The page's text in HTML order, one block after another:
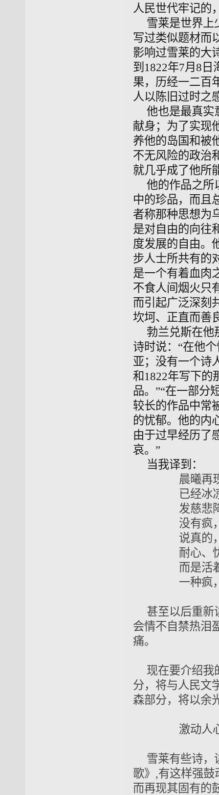
人民世代牢记的
雪莱是世界上
写过类似题材而
影响过雪莱的大
到1822年7月8
果，历经一二百
人以陈旧过时之
他也是最真实
献身；为了实现
养他的岛国和被
不无风险的政治
就几乎成了他所
他的作品之所
中的珍品，而且
者称那种思想为
是对自由的向往
度发展的自由。
步人士所共有的
是一个有着血肉
不食人间烟火只
而引起广泛深刻
坎坷、正直而善
勃兰兑斯在他
诗时说：“在他
亚；没有一个诗
和1822年写下的
品。”“在一部分
较长的作品中常
的忧郁。他的内
由于过早经历了
哀。”
当我译到：
晨曦再
已经冰凉
发慈悲降
没有疯，
说真的，
耐心、忧
而是活着
一种疯，
甚至以后重新
会情不自禁热泪
痛。
现在要介绍我
分，将与人民文
森部分，将以余
激动人心
雪莱有些诗，
歌》,有这样强
而再现其固有的